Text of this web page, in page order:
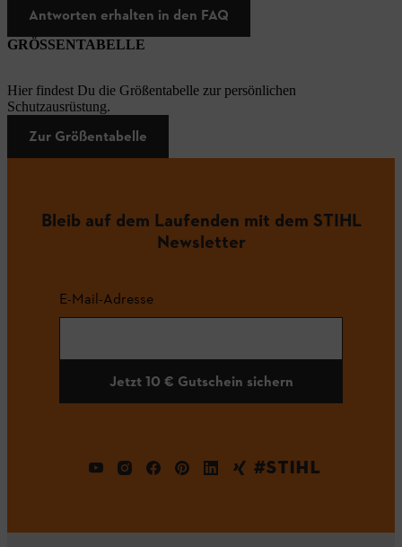
Antworten erhalten in den FAQ
GRÖSSENTABELLE
Hier findest Du die Größentabelle zur persönlichen
Schutzausrüstung.
Zur Größentabelle
Bleib auf dem Laufenden mit dem STIHL
Newsletter
E-Mail-Adresse
Jetzt 10 € Gutschein sichern
#STIHL